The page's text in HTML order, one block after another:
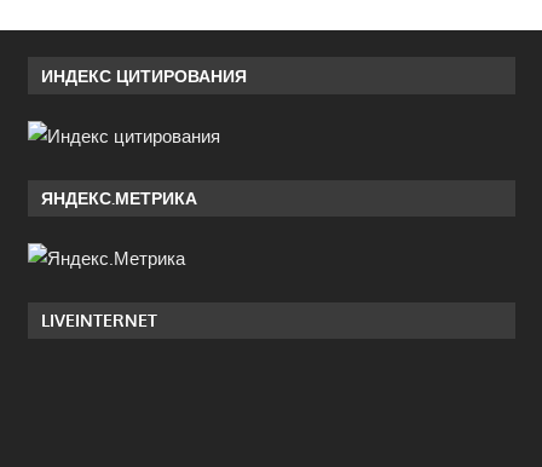
ИНДЕКС ЦИТИРОВАНИЯ
ЯНДЕКС.МЕТРИКА
LIVEINTERNET